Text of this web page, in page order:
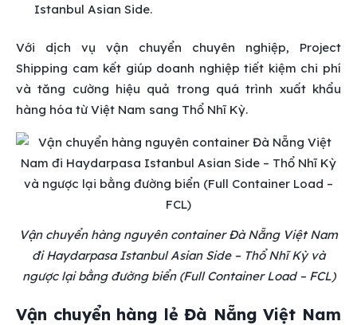
Istanbul Asian Side.
Với dịch vụ vận chuyển chuyên nghiệp, Project
Shipping cam kết giúp doanh nghiệp tiết kiệm chi phí
và tăng cường hiệu quả trong quá trình xuất khẩu
hàng hóa từ Việt Nam sang Thổ Nhĩ Kỳ.
Vận chuyển hàng nguyên container Đà Nẵng Việt Nam
đi Haydarpasa Istanbul Asian Side – Thổ Nhĩ Kỳ và
ngược lại bằng đường biển (Full Container Load – FCL)
Vận chuyển hàng lẻ Đà Nẵng Việt Nam